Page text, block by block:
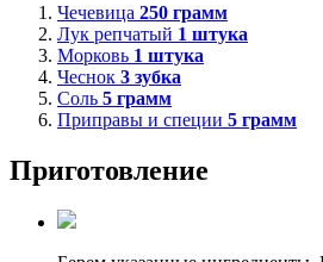
Чечевица 250 грамм
Лук репчатый 1 штука
Морковь 1 штука
Чеснок 3 зубка
Соль 5 грамм
Приправы и специи 5 грамм
Приготовление